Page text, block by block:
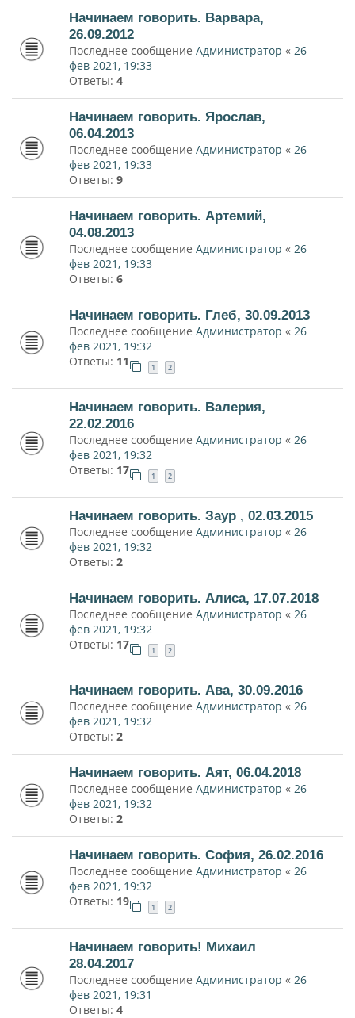
Начинаем говорить. Варвара,
26.09.2012
Последнее сообщение Администратор « 26
фев 2021, 19:33
Ответы: 4
Начинаем говорить. Ярослав,
06.04.2013
Последнее сообщение Администратор « 26
фев 2021, 19:33
Ответы: 9
Начинаем говорить. Артемий,
04.08.2013
Последнее сообщение Администратор « 26
фев 2021, 19:33
Ответы: 6
Начинаем говорить. Глеб, 30.09.2013
Последнее сообщение Администратор « 26
фев 2021, 19:32
Ответы: 11 1 2
Начинаем говорить. Валерия,
22.02.2016
Последнее сообщение Администратор « 26
фев 2021, 19:32
Ответы: 17 1 2
Начинаем говорить. Заур , 02.03.2015
Последнее сообщение Администратор « 26
фев 2021, 19:32
Ответы: 2
Начинаем говорить. Алиса, 17.07.2018
Последнее сообщение Администратор « 26
фев 2021, 19:32
Ответы: 17 1 2
Начинаем говорить. Ава, 30.09.2016
Последнее сообщение Администратор « 26
фев 2021, 19:32
Ответы: 2
Начинаем говорить. Аят, 06.04.2018
Последнее сообщение Администратор « 26
фев 2021, 19:32
Ответы: 2
Начинаем говорить. София, 26.02.2016
Последнее сообщение Администратор « 26
фев 2021, 19:32
Ответы: 19 1 2
Начинаем говорить! Михаил
28.04.2017
Последнее сообщение Администратор « 26
фев 2021, 19:31
Ответы: 4